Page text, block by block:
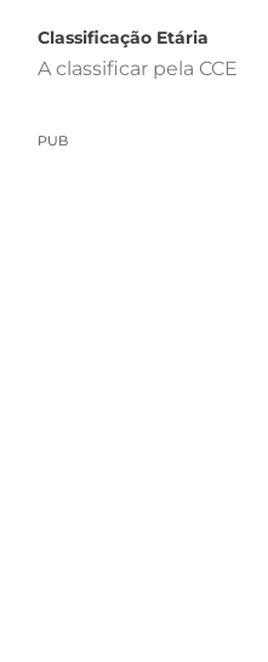
Classificação Etária
A classificar pela CCE
PUB